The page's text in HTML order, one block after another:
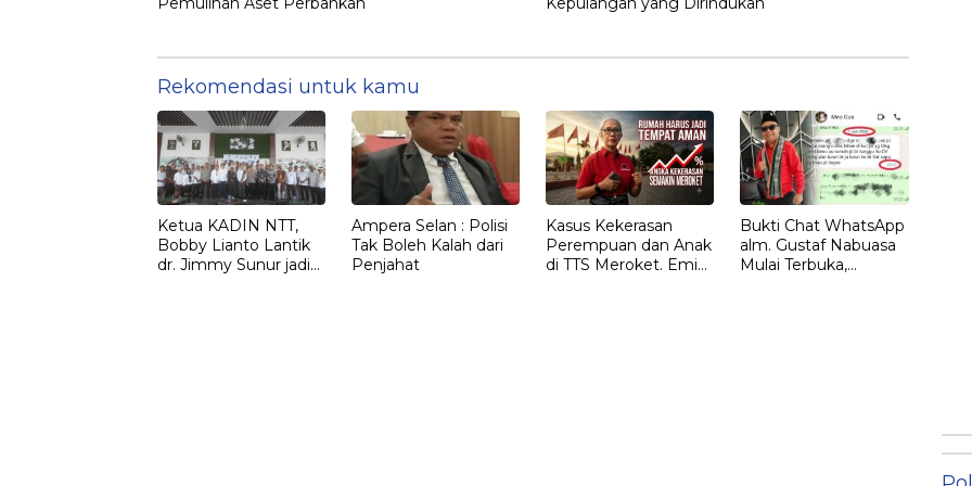
Rekomendasi untuk kamu
Ketua KADIN NTT,
Bobby Lianto Lantik
dr. Jimmy Sunur jadi
Ampera Selan : Polisi
Tak Boleh Kalah dari
Penjahat
Kasus Kekerasan
Perempuan dan Anak
di TTS Meroket. Emi
Bukti Chat WhatsApp
alm. Gustaf Nabuasa
Mulai Terbuka,